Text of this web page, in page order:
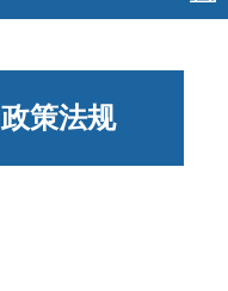
政策法规